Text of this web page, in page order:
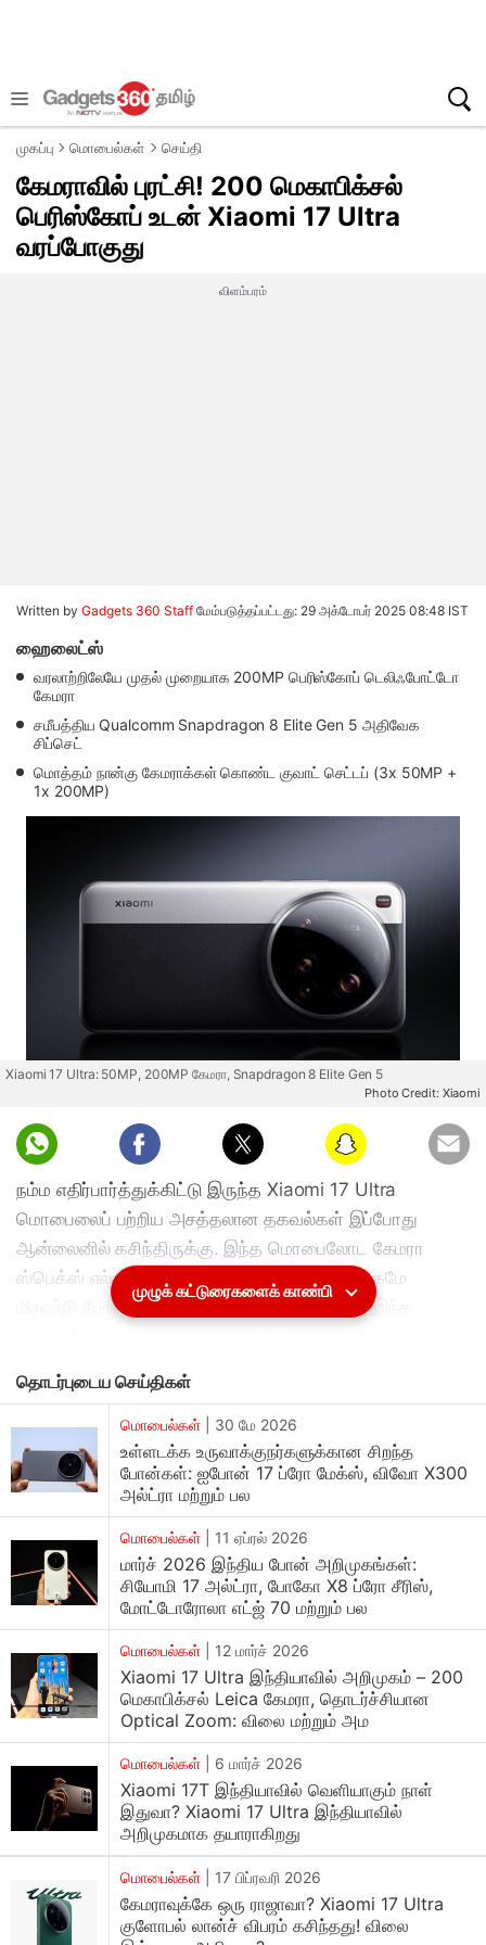
முகப்பு மொபைல்கள் செய்தி
கேமராவில் புரட்சி! 200 மெகாபிக்சல்
பெரிஸ்கோப் உடன் Xiaomi 17 Ultra
வரப்போகுது
விளம்பரம்
Written by Gadgets 360 Staff மேம்படுத்தப்பட்டது: 29 அக்டோபர் 2025 08:48 IST
ஹைலைட்ஸ்
வரலாற்றிலேயே முதல் முறையாக 200MP பெரிஸ்கோப் டெலிஃபோட்டோ
கேமரா
சமீபத்திய Qualcomm Snapdragon 8 Elite Gen 5 அதிவேக
சிப்செட்
மொத்தம் நான்கு கேமராக்கள் கொண்ட குவாட் செட்டப் (3x 50MP +
1x 200MP)
Xiaomi 17 Ultra: 50MP, 200MP கேமரா, Snapdragon 8 Elite Gen 5
Photo Credit: Xiaomi
நம்ம எதிர்பார்த்துக்கிட்டு இருந்த Xiaomi 17 Ultra
மொபைலைப் பற்றிய அசத்தலான தகவல்கள் இப்போது
ஆன்லைனில் கசிந்திருக்கு. இந்த மொபைலோட கேமரா
ஸ்பெக்ஸ் எல்லாம் பார்த்தா, போட்டோகிராஃபி உலகமே
மிரண்டு போகும்னு சொல்லலாம்.கேமரா செட்டப்,இந்த
200 மெகாபிக்சல் (200MP) பெரிஸ்கோப் டெலிஃபோட்டோ
கேமரா (Periscope Telephoto Camera) இருக்கப்
போறதா தகவல் வந்திருக்கு. டெலிஃபோட்டோ லென்ஸ்லயே
200MP-யா? இதுவரைக்கும் யாரும் இத முயற்சி
செஞ்சதில்லை.
இதுல4x4 RMSCசப்போர்ட் இருக்கும்னு சொல்றாங்க.
இதன் மூலமா, பலவிதமான ஃபோக்கல் லென்த்துகளில்
எந்தவொரு தர இழப்பும் (lossless zoom) இல்லாம ஜூம்
பண்ணி போட்டோ எடுக்கலாமாம். இது மட்டுமில்லாம, ஜூம்
செஞ்சு மேக்ரோ போட்டோக்கள் (telephoto macro)
எடுக்கற வசதியும் இதில் இருக்கும்னு எதிர்பார்க்கப்படுது.
பின்னால் பக்கம் மொத்தம் நான்கு கேமராக்கள் கொண்ட
குவாட் செட்டப் இருக்கும்னு சொல்லப்படுது. இதில், 200MP
பெரிஸ்கோப் லென்ஸைத் தவிர, மூன்று 50-மெகாபிக்சல்
சென்சார்களும் இடம்பெறும். அதாவது, 50MP பிரைமரி
கேமரா, ஒரு அல்ட்ராவைடு கேமரா, மற்றும் மற்றொரு
டெலிஃபோட்டோ சென்சார் என மொத்தம் நான்கு கேமரா
லென்ஸ்கள் சேர்ந்து வேலை செய்யப் போகுது. அதிலும்,
முழுக் கட்டுரைகளைக் காண்பி
தொடர்புடைய செய்திகள்
மொபைல்கள் 30 மே 2026
உள்ளடக்க உருவாக்குநர்களுக்கான சிறந்த
போன்கள்: ஐபோன் 17 ப்ரோ மேக்ஸ், விவோ X300
அல்ட்ரா மற்றும் பல
மொபைல்கள் 11 ஏப்ரல் 2026
மார்ச் 2026 இந்திய போன் அறிமுகங்கள்:
சியோமி 17 அல்ட்ரா, போகோ X8 ப்ரோ சீரிஸ்,
மோட்டோரோலா எட்ஜ் 70 மற்றும் பல
மொபைல்கள் 12 மார்ச் 2026
Xiaomi 17 Ultra இந்தியாவில் அறிமுகம் – 200
மெகாபிக்சல் Leica கேமரா, தொடர்ச்சியான
Optical Zoom: விலை மற்றும் அம
மொபைல்கள் 6 மார்ச் 2026
Xiaomi 17T இந்தியாவில் வெளியாகும் நாள்
இதுவா? Xiaomi 17 Ultra இந்தியாவில்
அறிமுகமாக தயாராகிறது
மொபைல்கள் 17 பிப்ரவரி 2026
கேமராவுக்கே ஒரு ராஜாவா? Xiaomi 17 Ultra
குளோபல் லான்ச் விபரம் கசிந்தது! விலை